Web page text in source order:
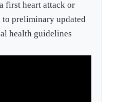
first heart attack or
to preliminary updated
health guidelines